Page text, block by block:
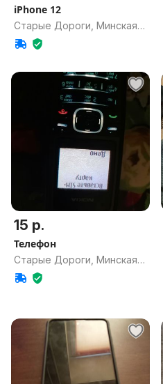
iPhone 12
Старые Дороги, Минская
обл.
15 р.
Телефон
Старые Дороги, Минская
обл.